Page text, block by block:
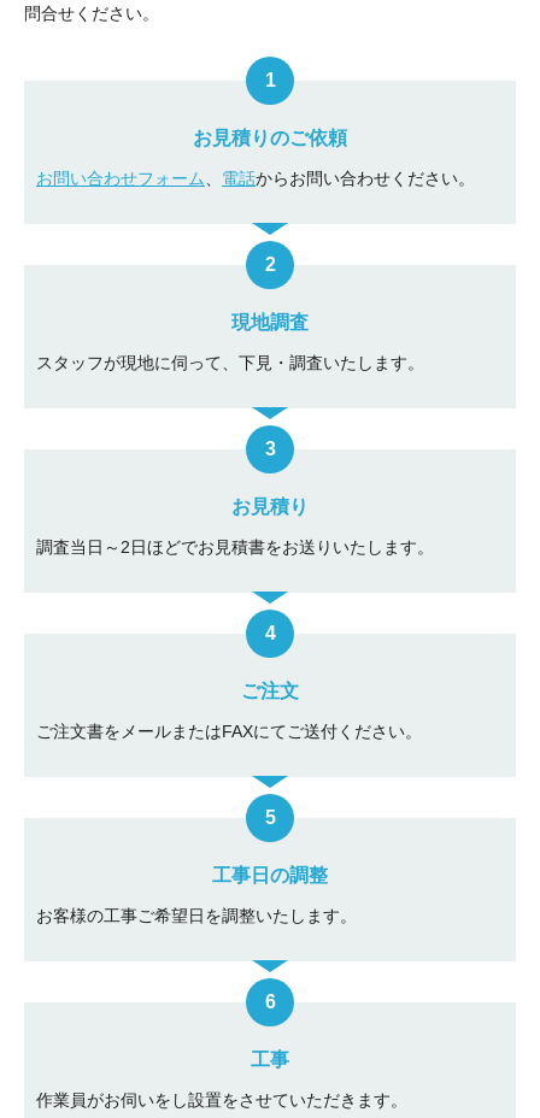
問合せください。
お見積りのご依頼
お問い合わせフォーム 電話からお問い合わせください。
現地調査
スタッフが現地に伺って、下見・調査いたします。
お見積り
調査当日～2日ほどでお見積書をお送りいたします。
ご注文
ご注文書をメールまたはFAXにてご送付ください。
工事日の調整
お客様の工事ご希望日を調整いたします。
工事
作業員がお伺いをし設置をさせていただきます。